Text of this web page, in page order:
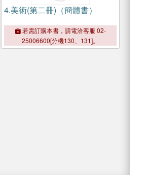
4.美術(第二冊)（簡體書）
若需訂購本書，請電洽客服 02-
25006600[分機130、131]。